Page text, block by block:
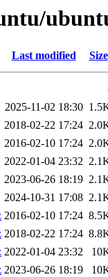
Last modified Size
2025-11-02 18:30
2018-02-22 17:24
2016-02-10 17:24
2022-01-04 23:32
2023-06-26 18:19
2024-10-31 17:08
2016-02-10 17:24
2018-02-22 17:24
2022-01-04 23:32
2023-06-26 18:19